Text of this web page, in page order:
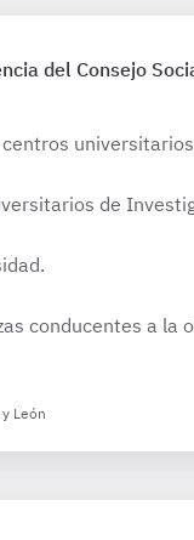
del Consejo
de
conducentes a la
León